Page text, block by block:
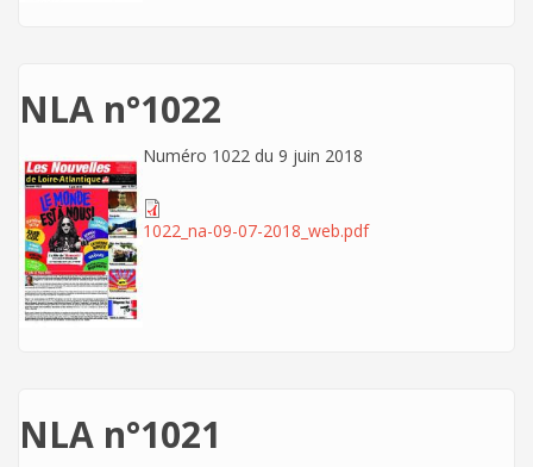
NLA n°1022
Numéro 1022 du 9 juin 2018
1022_na-09-07-2018_web.pdf
NLA n°1021